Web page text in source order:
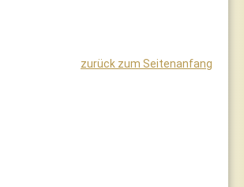
zurück zum Seitenanfang